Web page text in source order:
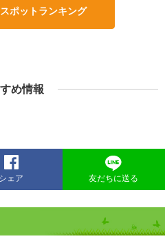
ポットランキング
め情報
シェア 友だちに送る